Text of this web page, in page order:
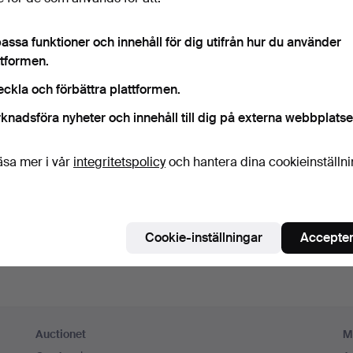
på Auctionets nyhetsbrev.
experttips, utvalda föremål och inspiration. Om du ångrar dig kan du
är över 18 år och jag godkänner användarvillkoren,
att jag har tagit del av
Auctionet
funktioner och innehåll för dig utifrån hur du använder
och förbättra plattformen.
nyheter och innehåll till dig på externa
mer i vår integritetspolicyoch hantera dina
Cookie-inställningar